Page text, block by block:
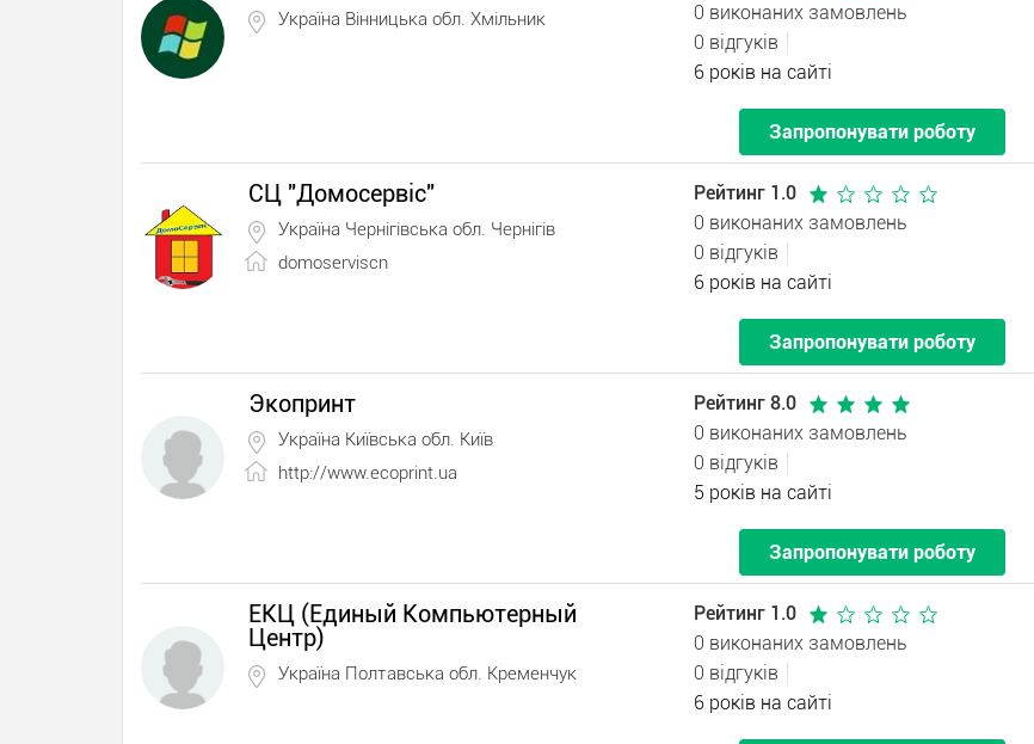
Україна Вінницька обл. Хмільник
0 виконаних замовлень
0 відгуків
6 років на сайті
Запропонувати роботу
СЦ "Домосервіс"
Україна Чернігівська обл. Чернігів
domoserviscn
Рейтинг 1.0
0 виконаних замовлень
0 відгуків
6 років на сайті
Запропонувати роботу
Экопринт
Україна Київська обл. Київ
http://www.ecoprint.ua
Рейтинг 8.0
0 виконаних замовлень
0 відгуків
5 років на сайті
Запропонувати роботу
ЕКЦ (Единый Компьютерный
Центр)
Україна Полтавська обл. Кременчук
Рейтинг 1.0
0 виконаних замовлень
0 відгуків
6 років на сайті